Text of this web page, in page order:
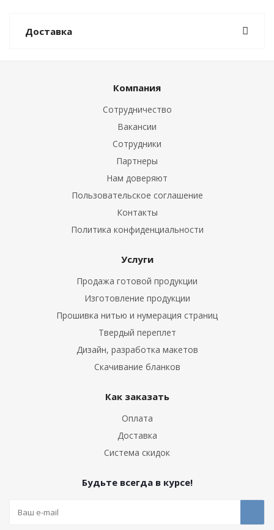
Доставка
Компания
Сотрудничество
Вакансии
Сотрудники
Партнеры
Нам доверяют
Пользовательское соглашение
Контакты
Политика конфиденциальности
Услуги
Продажа готовой продукции
Изготовление продукции
Прошивка нитью и нумерация страниц
Твердый переплет
Дизайн, разработка макетов
Скачивание бланков
Как заказать
Оплата
Доставка
Система скидок
Будьте всегда в курсе!